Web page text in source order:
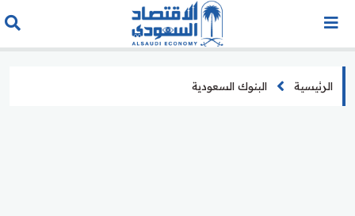
الرئيسية البنوك السعودية